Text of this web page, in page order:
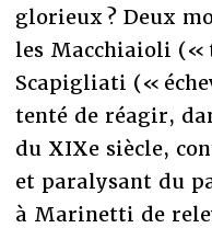
glorieux ? Deux
les Macchiaioli («
Scapigliati («
tenté de réagir,
du XIXe siècle,
et paralysant du
à Marinetti de